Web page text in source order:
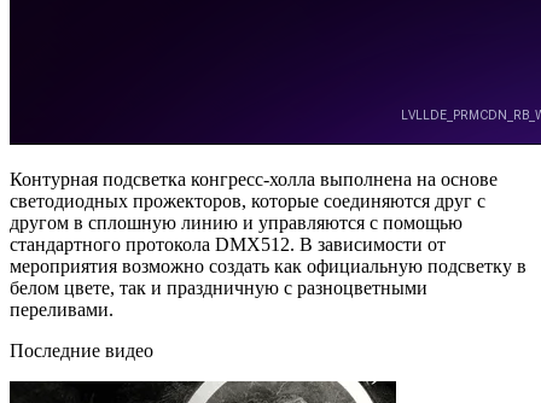
Контурная подсветка конгресс-холла выполнена на основе
светодиодных прожекторов, которые соединяются друг с
другом в сплошную линию и управляются с помощью
стандартного протокола DMX512. В зависимости от
мероприятия возможно создать как официальную подсветку в
белом цвете, так и праздничную с разноцветными
переливами.
Последние видео